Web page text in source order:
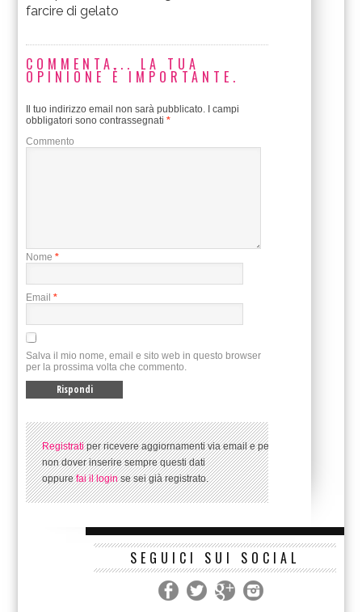
farcire di gelato
COMMENTA... LA TUA
OPINIONE È IMPORTANTE.
Il tuo indirizzo email non sarà pubblicato. I campi
obbligatori sono contrassegnati*
Commento
Nome *
Email *
Salva il mio nome, email e sito web in questo browser
per la prossima volta che commento.
Registratiper ricevere aggiornamenti via email e per
non dover inserire sempre questi dati
oppurefai il loginse sei già registrato.
SEGUICI SUI SOCIAL